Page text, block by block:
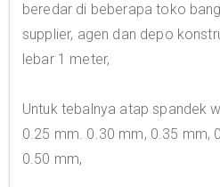
beredar di beberapa toko
supplier, agen dan depo
lebar 1 meter,
Untuk tebalnya atap spandek
0.25 mm. 0.30 mm, 0.35 mm,
0.50 mm,